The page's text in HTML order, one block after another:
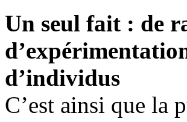
Un seul fait : de
d’individus
C’est ainsi que la